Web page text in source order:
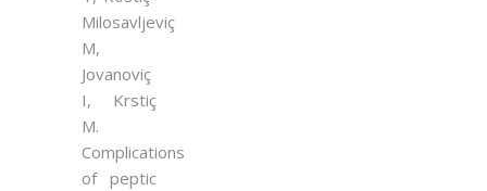
Milosavljeviç
M,
Jovanoviç
I, Krstiç
M.
Complications
of peptic